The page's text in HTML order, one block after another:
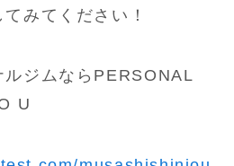
みてください！
ルジムならPERSONAL
U